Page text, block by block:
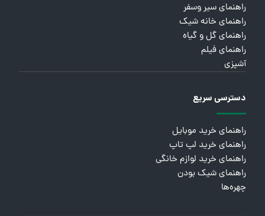
راهنمای سیر وسفر
راهنمای خانه شیک
راهنمای گل و گیاه
راهنمای فیلم
آشپزی
دسترسی سریع
راهنمای خرید موبایل
راهنمای خرید لپ تاپ
راهنمای خرید لوازم خانگی
راهنمای شیک بودن
چهره‌ها